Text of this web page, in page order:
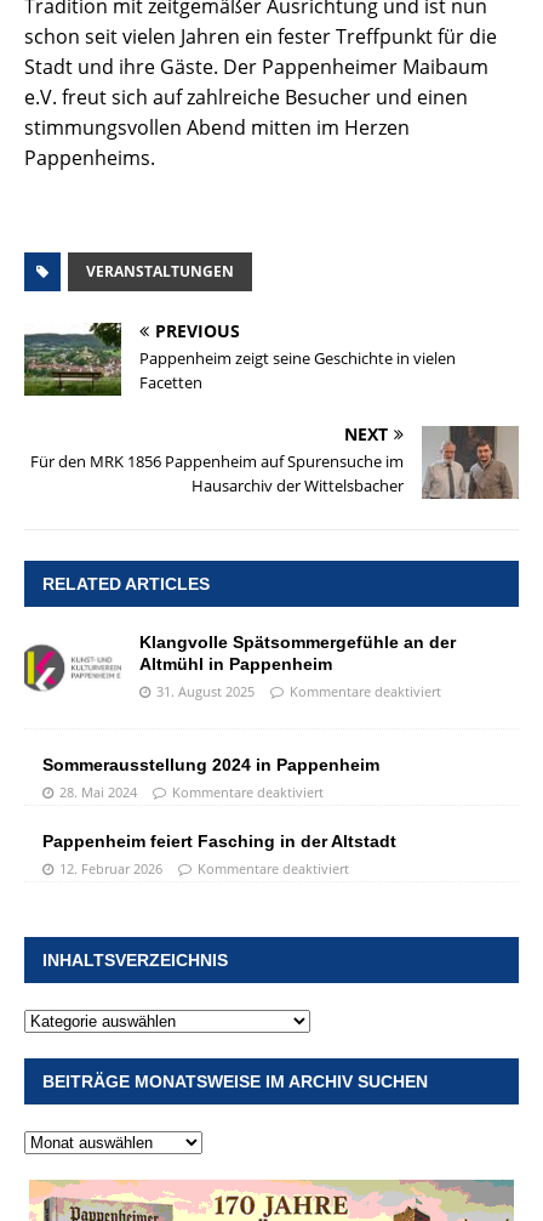
Tradition mit zeitgemäßer Ausrichtung und ist nun
schon seit vielen Jahren ein fester Treffpunkt für die
Stadt und ihre Gäste. Der Pappenheimer Maibaum
e.V. freut sich auf zahlreiche Besucher und einen
stimmungsvollen Abend mitten im Herzen
Pappenheims.
VERANSTALTUNGEN
PREVIOUS
Pappenheim zeigt seine Geschichte in vielen
Facetten
NEXT
Für den MRK 1856 Pappenheim auf Spurensuche im
Hausarchiv der Wittelsbacher
RELATED ARTICLES
Klangvolle Spätsommergefühle an der
Altmühl in Pappenheim
31. August 2025 Kommentare deaktiviert
Sommerausstellung 2024 in Pappenheim
28. Mai 2024 Kommentare deaktiviert
Pappenheim feiert Fasching in der Altstadt
12. Februar 2026 Kommentare deaktiviert
INHALTSVERZEICHNIS
BEITRÄGE MONATSWEISE IM ARCHIV SUCHEN